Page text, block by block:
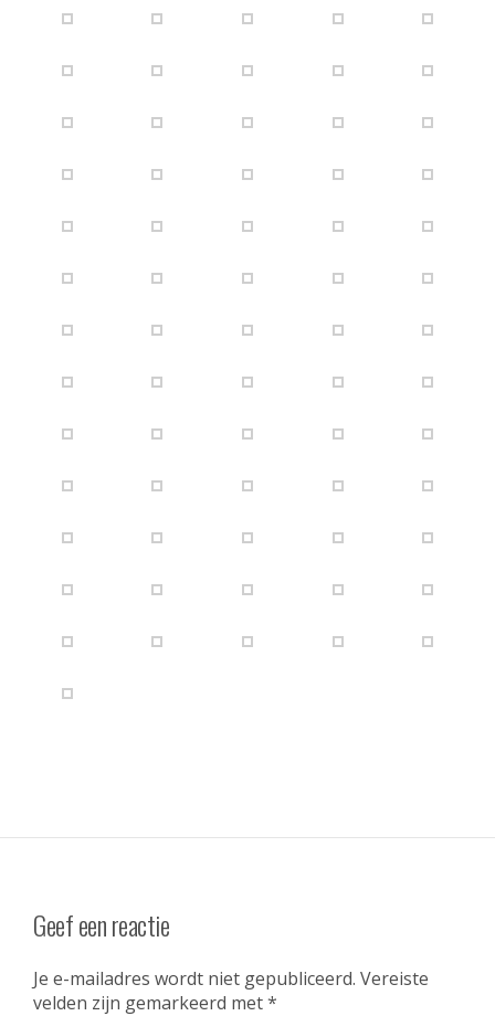
Geef een reactie
Je e-mailadres wordt niet gepubliceerd. Vereiste
velden zijn gemarkeerd met*